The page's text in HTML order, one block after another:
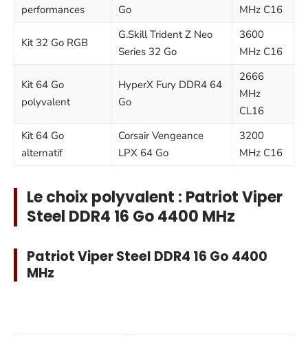
performances
Go
MHz C16
Kit 32 Go RGB
G.Skill Trident Z Neo
Series 32 Go
3600
MHz C16
Kit 64 Go
polyvalent
HyperX Fury DDR4 64
Go
2666
MHz
CL16
Kit 64 Go
alternatif
Corsair Vengeance
LPX 64 Go
3200
MHz C16
Le choix polyvalent : Patriot Viper
Steel DDR4 16 Go 4400 MHz
Patriot Viper Steel DDR4 16 Go 4400
MHz